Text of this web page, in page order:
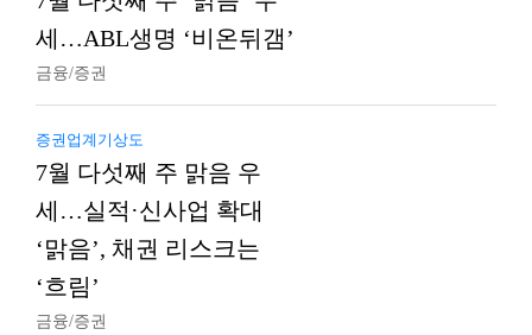
세…ABL생명 ‘비온뒤갬’
금융/증권
증권업계기상도
7월 다섯째 주 맑음 우
세…실적·신사업 확대
‘맑음’, 채권 리스크는
‘흐림’
금융/증권